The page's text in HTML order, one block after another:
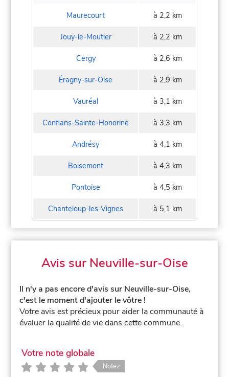
Maurecourt à 2,2 km
Jouy-le-Moutier à 2,2 km
Cergy à 2,6 km
Éragny-sur-Oise à 2,9 km
Vauréal à 3,1 km
Conflans-Sainte-Honorine à 3,3 km
Andrésy à 4,1 km
Boisemont à 4,3 km
Pontoise à 4,5 km
Chanteloup-les-Vignes à 5,1 km
Avis sur Neuville-sur-Oise
Il n'y a pas encore d'avis sur Neuville-sur-Oise,
c'est le moment d'ajouter le vôtre !
Votre avis est précieux pour aider la communauté à
évaluer la qualité de vie dans cette commune.
Votre note globale
Notez